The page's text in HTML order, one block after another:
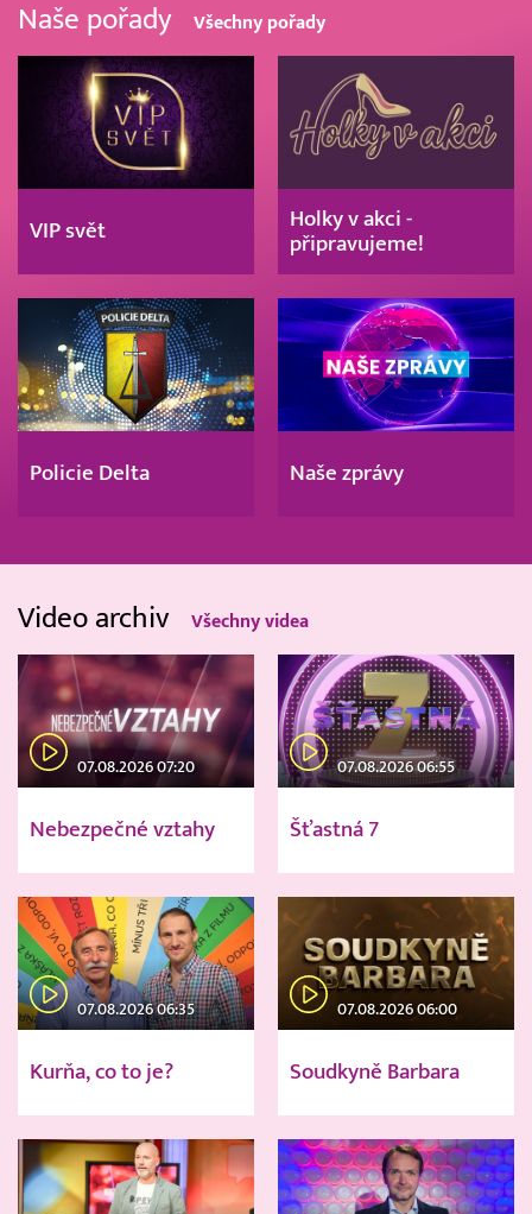
Naše pořady Všechny pořady
VIP svět
Holky v akci -
připravujeme!
Policie Delta Naše zprávy
Video archiv Všechny videa
07.08.2026 07:20
Nebezpečné vztahy
07.08.2026 06:55
Šťastná 7
07.08.2026 06:35
Kurňa, co to je?
07.08.2026 06:00
Soudkyně Barbara